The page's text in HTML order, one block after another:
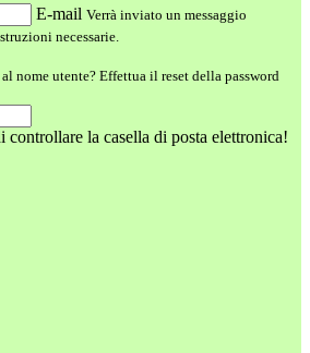
E-mail Verrà inviato un messaggio
necessarie.
nome utente? Effettua il reset della password
controllare la casella di posta elettronica!